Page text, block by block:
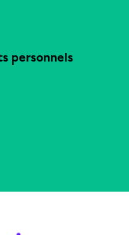
personnels